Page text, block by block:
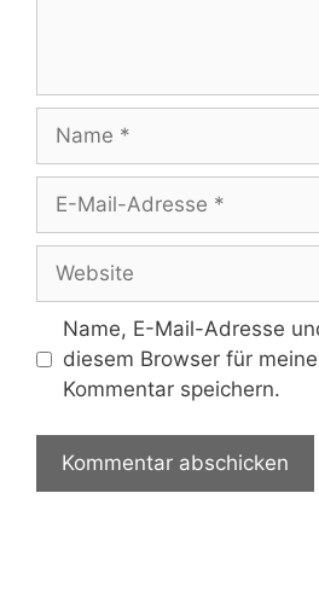
Name, E-Mail-Adresse
diesem Browser für
Kommentar speichern.